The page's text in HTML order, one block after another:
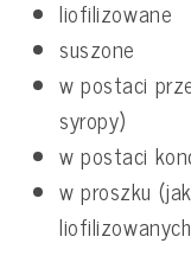
liofilizowane
suszone
w postaci
syropy)
w postaci
w proszku